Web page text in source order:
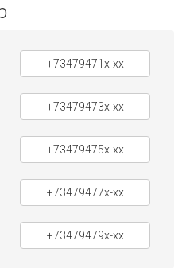
+73479471x-xx
+73479473x-xx
+73479475x-xx
+73479477x-xx
+73479479x-xx